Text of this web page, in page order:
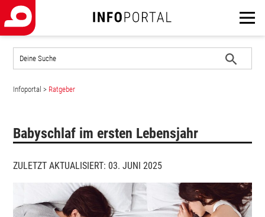
der
suchen
starten
Infoportal > Ratgeber
Babyschlaf im ersten Lebensjahr
ZULETZT AKTUALISIERT: 03. JUNI 2025